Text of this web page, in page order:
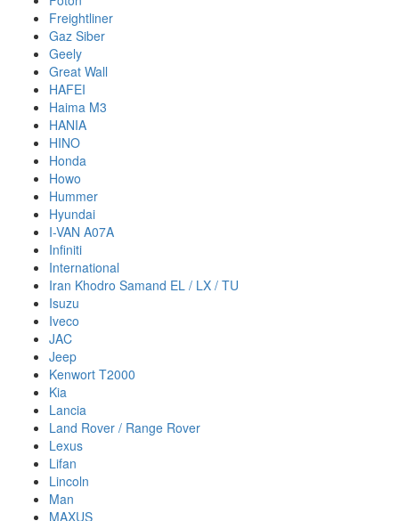
Freightliner
Gaz Siber
Geely
Great Wall
HAFEI
Haima M3
HANIA
HINO
Honda
Howo
Hummer
Hyundai
I-VAN A07A
Infiniti
International
Iran Khodro Samand EL / LX / TU
Isuzu
Iveco
JAC
Jeep
Kenwort T2000
Kia
Lancia
Land Rover / Range Rover
Lexus
Lifan
Lincoln
Man
MAXUS